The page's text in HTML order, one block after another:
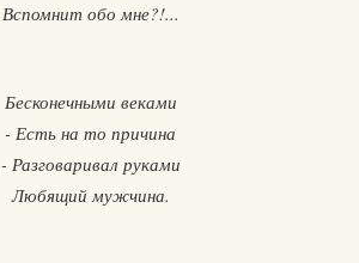
Вспомнит обо мне?!...
Бесконечными веками
- Есть на то причина
- Разговаривал руками
Любящий мужчина.